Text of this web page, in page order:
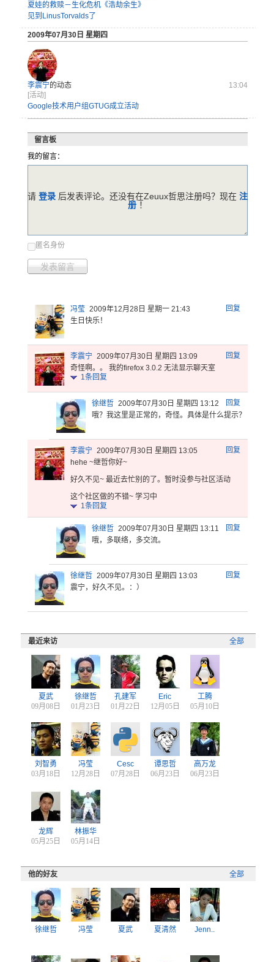
夏娃的救赎－生化危机《浩劫余生》
见到LinusTorvalds了
2009年07月30日 星期四
李震宁的动态
13:04
[活动]
Google技术用户组GTUG成立活动
留言板
我的留言：
匿名身份
发表留言
请 登录 后发表评论。还没有在Zeuux哲思注册吗？现在 注
册 ！
回复
冯莹 2009年12月28日 星期一 21:43
生日快乐！
回复
李震宁 2009年07月30日 星期四 13:09
奇怪啊。。 我的firefox 3.0.2 无法显示聊天室
1条回复
回复
徐继哲 2009年07月30日 星期四 13:12
哦？我这里是正常的， 奇怪。具体是什么提示？
回复
李震宁 2009年07月30日 星期四 13:05
hehe ~继哲你好~
好久不见~ 最近去忙别 的了。暂时没参与社区活动
这个社区做的不错~ 学习中
1条回复
回复
徐继哲 2009年07月30日 星期四 13:11
哦，多联络，多交流。
回复
徐继哲 2009年07月30日 星期四 13:03
震宁，好久不见。：）
全部
最近来访
夏武
09月08日
徐继哲
01月23日
孔建军
01月22日
Eric
12月05日
工腾
05月10日
刘智勇
03月18日
冯莹
12月28日
Cesc
07月28日
谭思哲
06月23日
高万龙
06月23日
龙辉
05月25日
林振华
05月14日
全部
他的好友
徐继哲 冯莹 夏武 夏清然 Jenn..